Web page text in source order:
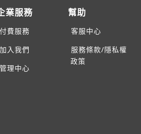
業服務
付費服務
加入我們
管理中心
幫助
客服中心
服務條款/隱私權
政策